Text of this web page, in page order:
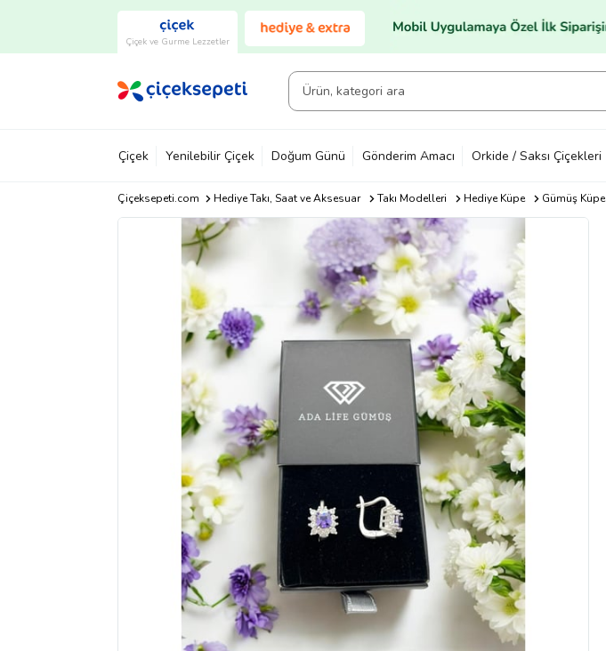
Çiçek ve Gurme Lezzetler
Çiçek Yenilebilir Çiçek Doğum Günü Gönderim Amacı Orkide / Saksı Çiçekleri
Çiçeksepeti.com Hediye Takı, Saat ve Aksesuar Takı Modelleri Hediye Küpe Gümüş Küpe